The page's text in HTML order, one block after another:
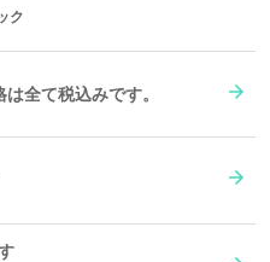
ク
全て税込みです。